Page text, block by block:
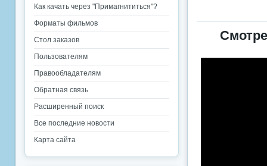
Как качать через "Примагнититься"?
Форматы фильмов
Стол заказов
Пользователям
Правообладателям
Обратная связь
Расширенный поиск
Все последние новости
Карта сайта